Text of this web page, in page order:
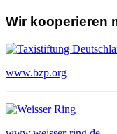
Wir kooperieren
www.bzp.org